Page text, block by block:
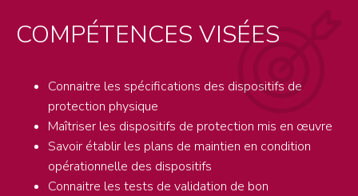
COMPÉTENCES VISÉES
Connaitre les spécifications des dispositifs de
protection physique
Maîtriser les dispositifs de protection mis en œuvre
Savoir établir les plans de maintien en condition
opérationnelle des dispositifs
Connaitre les tests de validation de bon